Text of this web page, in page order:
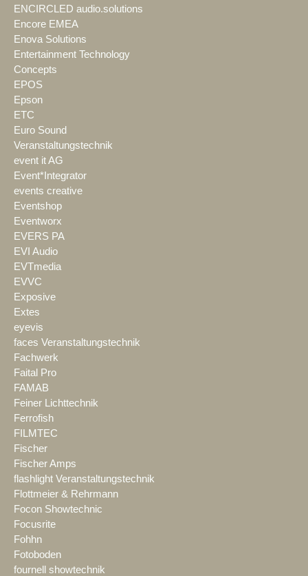
ENCIRCLED audio.solutions
Encore EMEA
Enova Solutions
Entertainment Technology
Concepts
EPOS
Epson
ETC
Euro Sound
Veranstaltungstechnik
event it AG
Event*Integrator
events creative
Eventshop
Eventworx
EVERS PA
EVI Audio
EVTmedia
EVVC
Exposive
Extes
eyevis
faces Veranstaltungstechnik
Fachwerk
Faital Pro
FAMAB
Feiner Lichttechnik
Ferrofish
FILMTEC
Fischer
Fischer Amps
flashlight Veranstaltungstechnik
Flottmeier & Rehrmann
Focon Showtechnic
Focusrite
Fohhn
Fotoboden
fournell showtechnik